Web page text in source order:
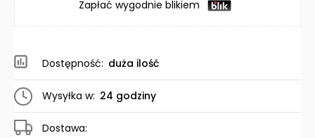
Zapłać wygodnie blikiem
Dostępność: duża ilość
Wysyłka w: 24 godziny
Dostawa: